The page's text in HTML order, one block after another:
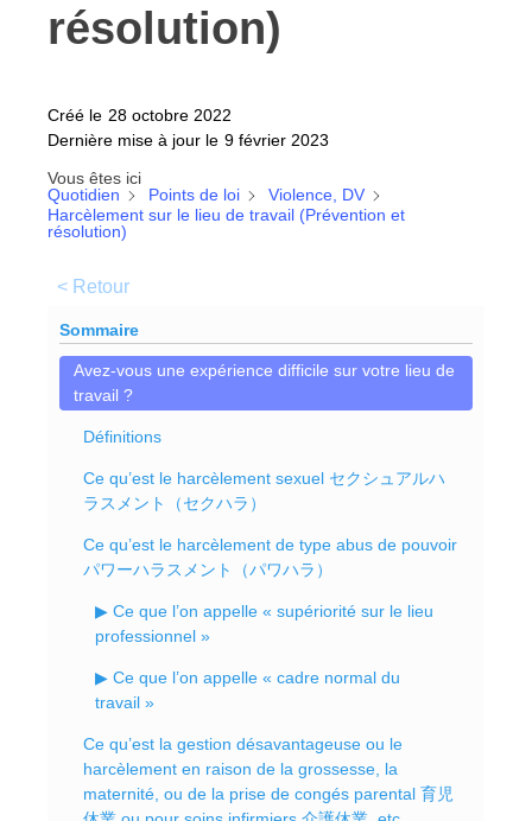
résolution)
Créé le 28 octobre 2022
Dernière mise à jour le 9 février 2023
Vous êtes ici
Quotidien
Points de loi
Violence, DV
Harcèlement sur le lieu de travail (Prévention et
résolution)
< Retour
Sommaire
Avez-vous une expérience difficile sur votre lieu de
travail ?
Définitions
Ce qu’est le harcèlement sexuel セクシュアルハ
ラスメント（セクハラ）
Ce qu’est le harcèlement de type abus de pouvoir
パワーハラスメント（パワハラ）
▶ Ce que l’on appelle « supériorité sur le lieu
professionnel »
▶ Ce que l’on appelle « cadre normal du
travail »
Ce qu’est la gestion désavantageuse ou le
harcèlement en raison de la grossesse, la
maternité, ou de la prise de congés parental 育児